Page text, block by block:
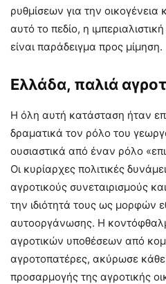
ρυθμίσεων για την
αυτό το πεδίο, η
είναι παράδειγμα προς μίμηση.
Ελλάδα, παλιά
Η όλη αυτή κατάσταση ήταν
δραματικά τον ρόλο του
ουσιαστικά από έναν ρόλο
Οι κυρίαρχες πολιτικές
αγροτικούς συνεταιρισμούς
την ιδιότητά τους ως μορφών
αυτοοργάνωσης. Η
αγροτικών υποθέσεων από
αγροτοπατέρες, ακύρωσε κάθε
προσαρμογής της αγροτικής